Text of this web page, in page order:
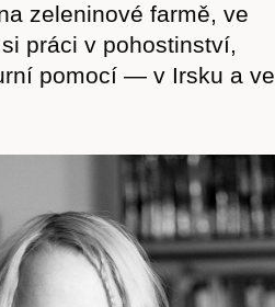
zeleninové farmě, ve
práci v pohostinství,
pomocí — v Irsku a ve